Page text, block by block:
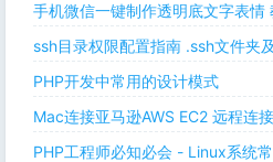
手机微信一键制作透明底文字表
ssh目录权限配置指南 .ssh文件夹
PHP开发中常用的设计模式
Mac连接亚马逊AWS EC2 远程连
PHP工程师必知必会 - Linux系统